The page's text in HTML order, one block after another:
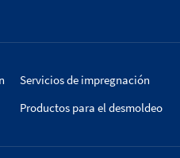
Servicios de impregnación
Productos para el desmoldeo